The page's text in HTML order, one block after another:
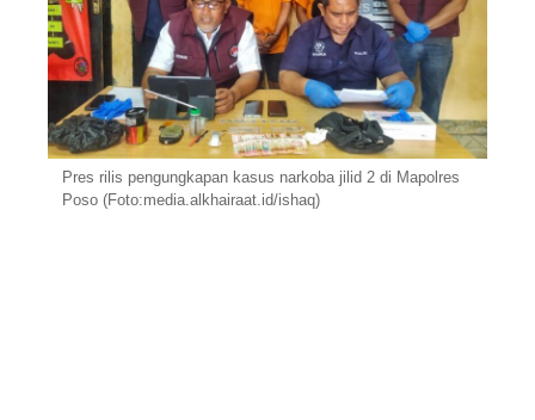
Pres rilis pengungkapan kasus narkoba jilid 2 di Mapolres
Poso (Foto:media.alkhairaat.id/ishaq)